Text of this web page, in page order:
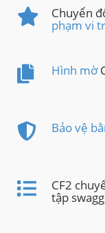
Chuyển
phạm vi
Hình mờ
Bảo vệ
CF2
tập